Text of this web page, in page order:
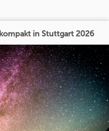
in Stuttgart 2026